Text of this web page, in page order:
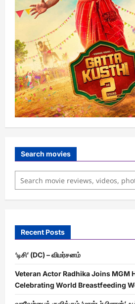
Search movies
Recent Posts
‘டிசி’ (DC) – விமர்சனம்
Veteran Actor Radhika Joins MGM
Celebrating World Breastfeeding